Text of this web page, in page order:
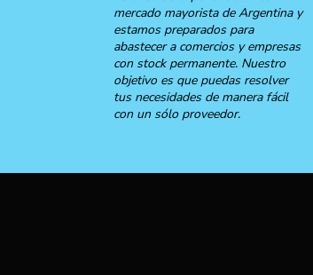
mercado mayorista de Argentina y
estamos preparados para
abastecer a comercios y empresas
con stock permanente. Nuestro
objetivo es que puedas resolver
tus necesidades de manera fácil
con un sólo proveedor.